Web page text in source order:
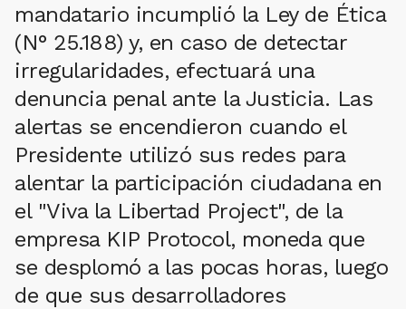
mandatario incumplió la Ley de Ética
(N° 25.188) y, en caso de detectar
irregularidades, efectuará una
denuncia penal ante la Justicia. Las
alertas se encendieron cuando el
Presidente utilizó sus redes para
alentar la participación ciudadana en
el "Viva la Libertad Project", de la
empresa KIP Protocol, moneda que
se desplomó a las pocas horas, luego
de que sus desarrolladores